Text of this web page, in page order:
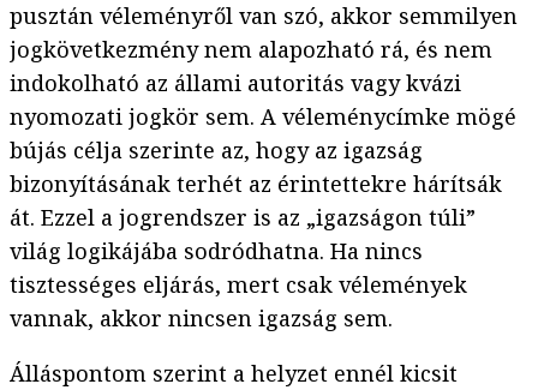
pusztán véleményről van szó, akkor semmilyen
jogkövetkezmény nem alapozható rá, és nem
indokolható az állami autoritás vagy kvázi
nyomozati jogkör sem. A véleménycímke mögé
bújás célja szerinte az, hogy az igazság
bizonyításának terhét az érintettekre hárítsák
át. Ezzel a jogrendszer is az „igazságon túli”
világ logikájába sodródhatna. Ha nincs
tisztességes eljárás, mert csak vélemények
vannak, akkor nincsen igazság sem.
Álláspontom szerint a helyzet ennél kicsit